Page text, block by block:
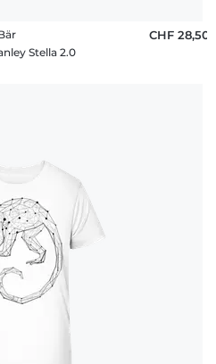
Stella 2.0
CHF 28,50